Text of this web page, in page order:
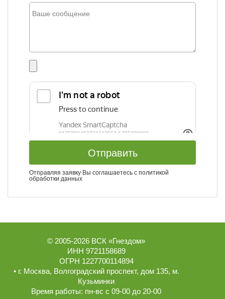
Отправить
Отправляя заявку Вы соглашаетесь с политикой
обработки данных
© 2005-2026 ВСК «Гнездом»
ИНН 9721158689
ОГРН 1227700114894
• г. Москва, Волгоградский проспект, дом 135, м.
Кузьминки
Время работы: пн-вс с 09-00 до 20-00